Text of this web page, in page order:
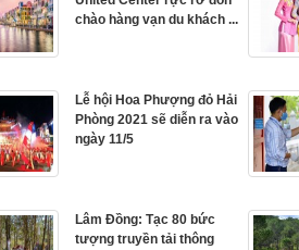
chào hàng vạn du khách ...
Lễ hội Hoa Phượng đỏ Hải
Phòng 2021 sẽ diễn ra vào
ngày 11/5
Lâm Đồng: Tạc 80 bức
tượng truyền tải thông